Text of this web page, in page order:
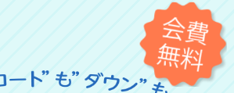
いいえ（すぐに受け取る）